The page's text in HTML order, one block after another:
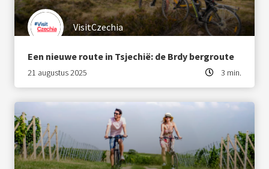
VisitCzechia
Een nieuwe route in Tsjechië: de Brdy bergroute
21 augustus 2025 3 min.